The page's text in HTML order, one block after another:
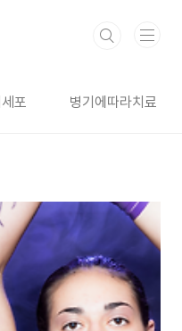
포 병기에따라치료